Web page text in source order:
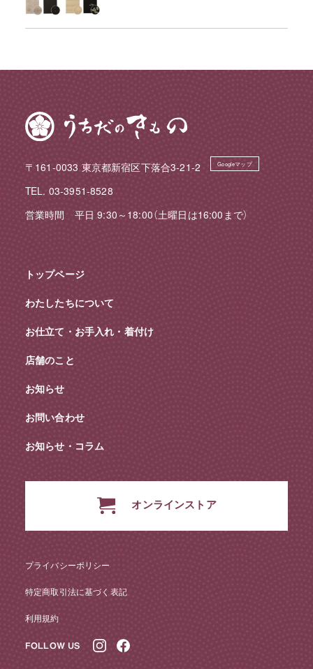
〒161-0033 東京都新宿区下落合3-21-2 Googleマップ
TEL. 03-3951-8528
営業時間 平日 9:30～18:00（土曜日は16:00まで）
FOLLOW US
トップページ
わたしたちについて
お仕立て・お手入れ・着付け
店舗のこと
お知らせ
お問い合わせ
お知らせ・コラム
オンラインストア
プライバシーポリシー
特定商取引法に基づく表記
利用規約